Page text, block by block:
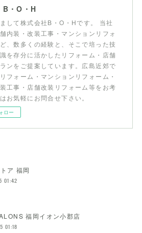
B・O・H
して株式会社B・O・Hです。 当社
内装・改装工事・マンションリフォ
、数多くの経験と、そこで培った技
を存分に活かしたリフォーム・店舗
ンをご提案しています。広島近郊で
フォーム・マンションリフォーム・
工事・店舗改装リフォーム等をお考
お気軽にお問合せ下さい。
ロー
ア 福岡
01:42
福岡イオン小郡店
01:18